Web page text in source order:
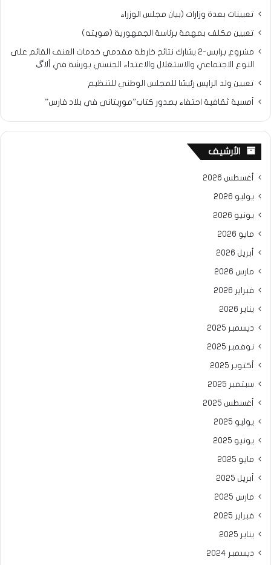
تعيينات بعدة وزارات (بيان مجلس الوزراء
تعيين مكلف بمهمة برئاسة الجمهورية (هويته)
مشروع برابس-2 يشارك نتائح خارطة مقدمي خدمات العنف القائم على
النوع الاجتماعي والاستغلال والاعتداء الجنسي بورشة في ألاگ
تعيين ولد الرايس رئيسًا للمجلس الوطني للتنظيم
أمسية ثقافية احتفاء بصدور كتاب”موريتاني في بلاد فارس”
الأرشيف
أغسطس 2026
يوليو 2026
يونيو 2026
مايو 2026
أبريل 2026
مارس 2026
فبراير 2026
يناير 2026
ديسمبر 2025
نوفمبر 2025
أكتوبر 2025
سبتمبر 2025
أغسطس 2025
يوليو 2025
يونيو 2025
مايو 2025
أبريل 2025
مارس 2025
فبراير 2025
يناير 2025
ديسمبر 2024